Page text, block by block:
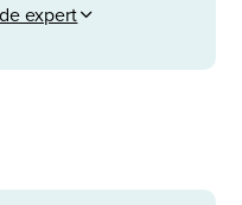
expert